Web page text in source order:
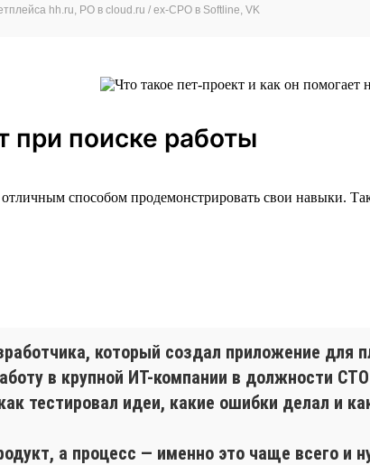
hh.ru, PO в cloud.ru / ex-CPO в Softline, VK
при поиске работы
способом продемонстрировать свои навыки.
который создал приложение для
в крупной ИТ-компании в должности
тестировал идеи, какие ошибки делал и
а процесс — именно это чаще всего